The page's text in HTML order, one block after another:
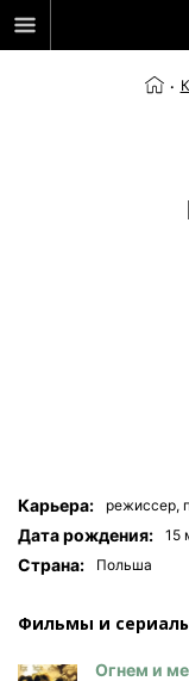
Карьера: режиссер,
Дата рождения: 15
Страна: Польша
Фильмы и
Огнем и